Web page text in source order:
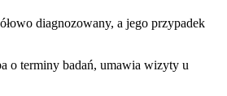
diagnozowany, a jego przypadek
o terminy badań, umawia wizyty u